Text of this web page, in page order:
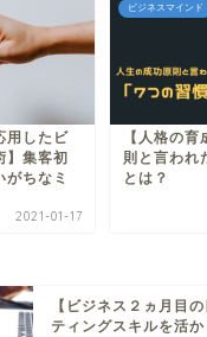
用したビ
】集客初
がちなミ
2021-01-17
ビジネスマインド
【人格の
則と言われ
とは？
【ビジネス２ヵ月目
ティングスキルを活か